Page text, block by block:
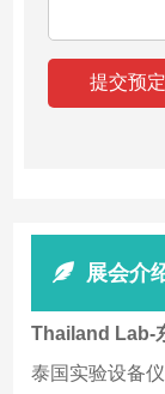
展会介
Thailand Lab-
泰国实验设备